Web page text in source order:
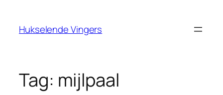
Hukselende Vingers
Tag: mijlpaal